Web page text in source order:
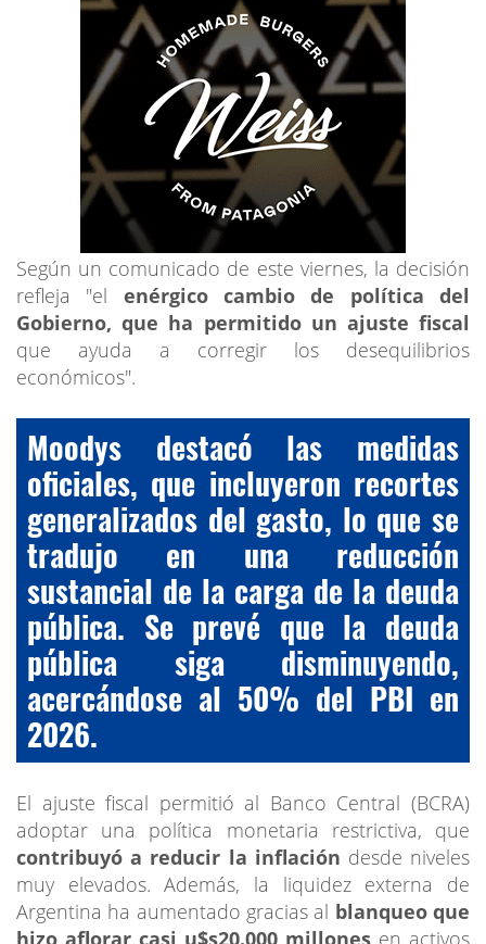
Según un comunicado de este viernes, la decisión
refleja "el enérgico cambio de política del
Gobierno, que ha permitido un ajuste fiscal
que ayuda a corregir los desequilibrios
económicos".
Moodys destacó las medidas
oficiales, que incluyeron recortes
generalizados del gasto, lo que se
tradujo en una reducción
sustancial de la carga de la deuda
pública. Se prevé que la deuda
pública siga disminuyendo,
acercándose al 50% del PBI en
2026.
El ajuste fiscal permitió al Banco Central (BCRA)
adoptar una política monetaria restrictiva, que
contribuyó a reducir la inflación desde niveles
muy elevados. Además, la liquidez externa de
Argentina ha aumentado gracias al blanqueo que
hizo aflorar casi u$s20.000 millones en activos